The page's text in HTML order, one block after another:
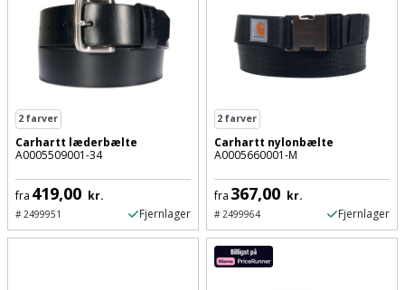
2farver
Carhartt læderbælte
A0005509001-34
fra 419,00 kr.
#2499951 Fjernlager
2farver
Carhartt nylonbælte
A0005660001-M
fra 367,00 kr.
#2499964 Fjernlager